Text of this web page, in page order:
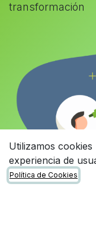
transformación
Utilizamos
experiencia de
Política de Cookies